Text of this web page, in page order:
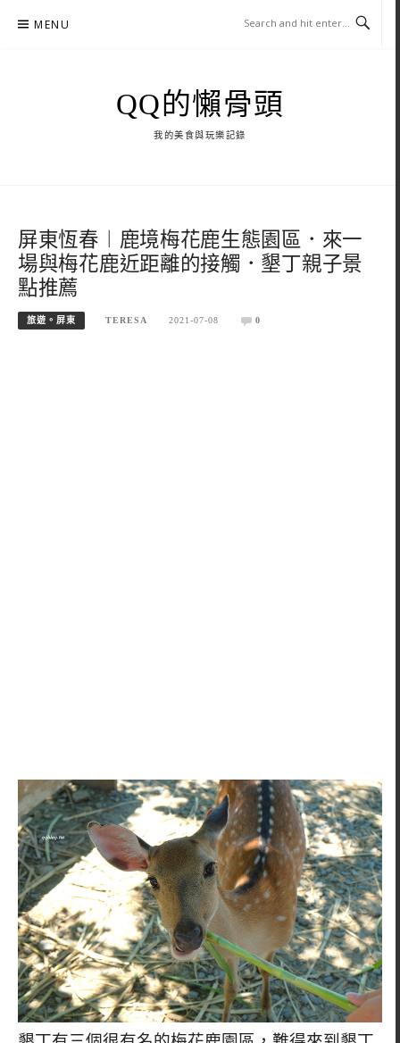
MENU
QQ的懶骨頭
我的美食與玩樂記錄
屏東恆春︱鹿境梅花鹿生態園區．來一
場與梅花鹿近距離的接觸．墾丁親子景
點推薦
旅遊。屏東 TERESA 2021-07-08 0